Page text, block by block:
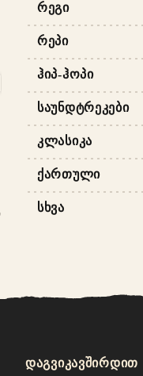
ᲠᲔᲒᲘ
ᲠᲔᲞᲘ
ᲰᲘᲞ-ᲰᲝᲞᲘ
ᲡᲐᲣᲜᲓᲢᲠᲔᲙᲔᲑᲘ
ᲙᲚᲐᲡᲘᲙᲐ
ᲥᲐᲠᲗᲣᲚᲘ
ᲡᲮᲕᲐ
დაგვიკავშირდით